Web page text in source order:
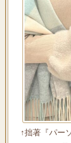
↑拙著『パー